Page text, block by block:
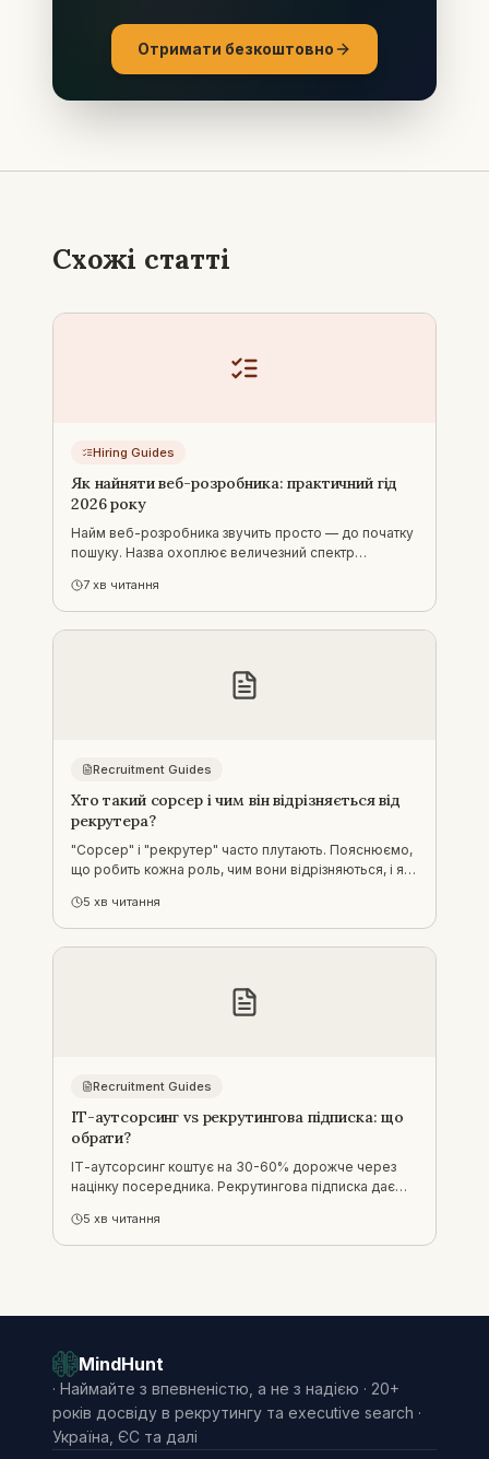
Отримати безкоштовно
Схожі статті
Hiring Guides
Як найняти веб-розробника: практичний гід
2026 року
Найм веб-розробника звучить просто — до початку
пошуку. Назва охоплює величезний спектр
неправильного типу веб-розробника — це зазвичай
повільний, дорогий пошук, що закінчується
невідповідністю.
7 хв читання
Recruitment Guides
Хто такий сорсер і чим він відрізняється від
рекрутера?
"Сорсер" і "рекрутер" часто плутають. Пояснюємо,
що робить кожна роль, чим вони відрізняються, і яка
5 хв читання
Recruitment Guides
ІТ-аутсорсинг vs рекрутингова підписка: що
обрати?
ІТ-аутсорсинг коштує на 30-60% дорожче через
націнку посередника. Рекрутингова підписка дає
моделі та коли яку обрати.
5 хв читання
MindHunt
· Наймайте з впевненістю, а не з надією · 20+
років досвіду в рекрутингу та executive search ·
Україна, ЄС та далі